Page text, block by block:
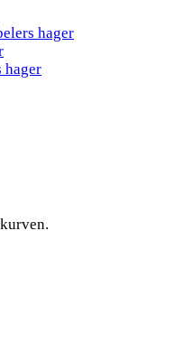
hager
hager